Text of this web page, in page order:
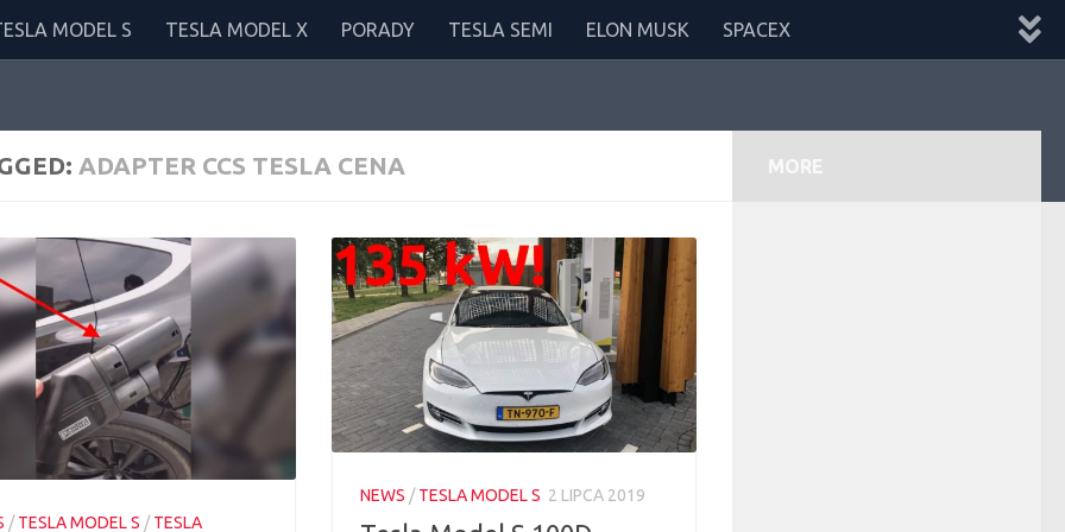
MODEL S TESLA MODEL X PORADY TESLA SEMI ELON MUSK SPACEX
ADAPTER CCS TESLA CENA
/TESLA MODEL S /TESLA
NEWS /TESLA MODEL S 2 LIPCA 2019
MORE